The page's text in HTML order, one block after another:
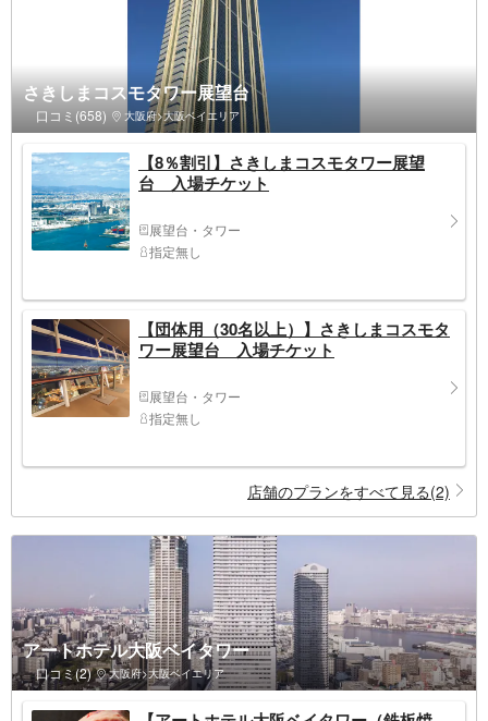
さきしまコスモタワー展望台
口コミ(658) 大阪府>大阪ベイエリア
【8％割引】さきしまコスモタワー展望
台 入場チケット
展望台・タワー
指定無し
【団体用（30名以上）】さきしまコスモタ
ワー展望台 入場チケット
展望台・タワー
指定無し
店舗のプランをすべて見る(2)
アートホテル大阪ベイタワー
口コミ(2) 大阪府>大阪ベイエリア